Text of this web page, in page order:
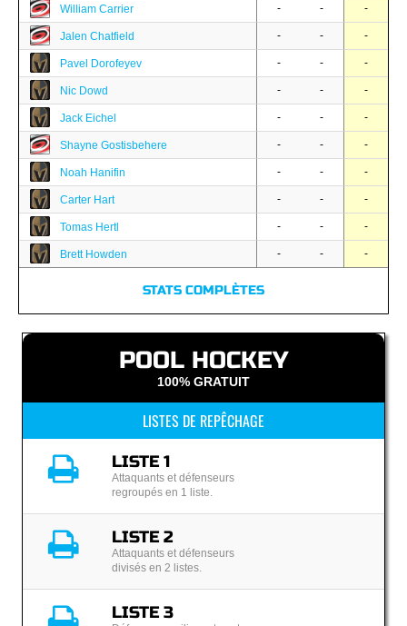
William Carrier - - -
Jalen Chatfield - - -
Pavel Dorofeyev - - -
Nic Dowd - - -
Jack Eichel - - -
Shayne Gostisbehere - - -
Noah Hanifin - - -
Carter Hart - - -
Tomas Hertl - - -
Brett Howden - - -
STATS COMPLÈTES
POOL HOCKEY
100% GRATUIT
LISTES DE REPÊCHAGE
LISTE 1
Attaquants et défenseurs
regroupés en 1 liste.
LISTE 2
Attaquants et défenseurs
divisés en 2 listes.
LISTE 3